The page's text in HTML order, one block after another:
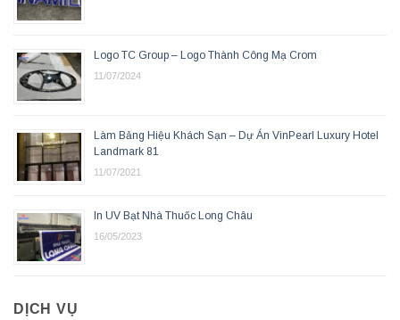
Logo TC Group – Logo Thành Công Mạ Crom
11/07/2024
Làm Bảng Hiệu Khách Sạn – Dự Án VinPearl Luxury Hotel
Landmark 81
11/07/2021
In UV Bạt Nhà Thuốc Long Châu
16/05/2023
DỊCH VỤ